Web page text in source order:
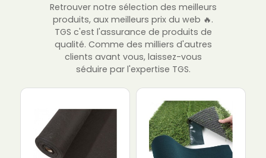
Retrouver notre sélection des meilleurs
produits, aux meilleurs prix du web 🔥.
TGS c'est l'assurance de produits de
qualité. Comme des milliers d'autres
clients avant vous, laissez-vous
séduire par l'expertise TGS.